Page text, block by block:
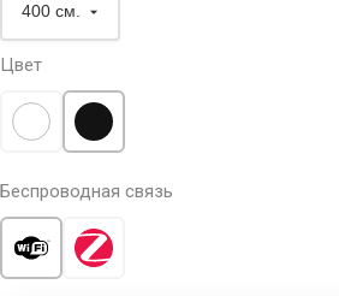
Цвет
Беспроводная связь